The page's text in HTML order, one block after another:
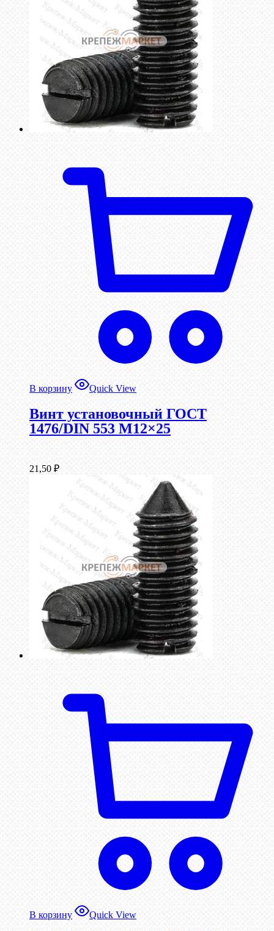
В корзину Quick View
Винт установочный ГОСТ
1476/DIN 553 М12×25
21,50 ₽
В корзину Quick View